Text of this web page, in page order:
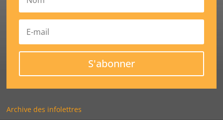
S'abonner
Archive des infolettres